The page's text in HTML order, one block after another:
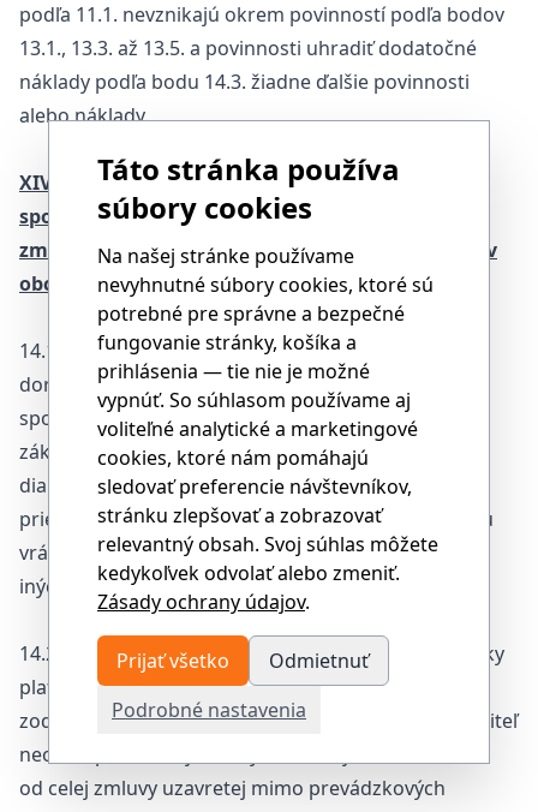
podľa 11.1. nevznikajú okrem povinností podľa bodov
13.1., 13.3. až 13.5. a povinnosti uhradiť dodatočné
náklady podľa bodu 14.3. žiadne ďalšie povinnosti
alebo náklady.
XIV.Práva a povinnosti obchodníka po odstúpení
spotrebiteľa od zmluvy uzavretej na diaľku a od
zmluvy uzavretej mimo prevádzkových priestorov
obchodníka
14.1.Obchodník je povinný do 14 dní odo dňa
doručenia oznámenia o odstúpení od zmluvy vrátiť
spotrebiteľovi všetky platby, ktoré od neho prijal na
základe alebo v súvislosti so zmluvou uzavretou na
diaľku, zmluvou uzavretou mimo prevádzkových
priestorov obchodníka alebo s doplnkovou zmluvou
vrátane nákladov na dopravu, dodanie, poštovné a
iných nákladov a poplatkov.
14.2.Obchodník je povinný vrátiť spotrebiteľovi všetky
platby podľa odseku bodu 14.1. v rozsahu
zodpovedajúcom odstúpeniu od zmluvy, ak spotrebiteľ
neodstúpil od celej zmluvy uzavretej na diaľku alebo
od celej zmluvy uzavretej mimo prevádzkových
Táto stránka používa
súbory cookies
Na našej stránke používame
nevyhnutné súbory cookies, ktoré sú
potrebné pre správne a bezpečné
fungovanie stránky, košíka a
prihlásenia — tie nie je možné
vypnúť. So súhlasom používame aj
voliteľné analytické a marketingové
cookies, ktoré nám pomáhajú
sledovať preferencie návštevníkov,
stránku zlepšovať a zobrazovať
relevantný obsah. Svoj súhlas môžete
kedykoľvek odvolať alebo zmeniť.
Zásady ochrany údajov.
Prijať všetko
Odmietnuť
Podrobné nastavenia